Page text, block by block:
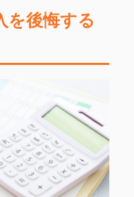
を後悔する